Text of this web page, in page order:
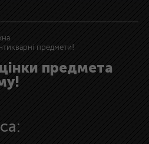
предмети!
предмета